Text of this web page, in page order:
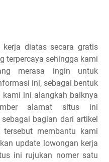
diatas secara gratis
terpercaya sehingga kami
merasa ingin untuk
ini, sebagai bentuk
ini alangkah baiknya
alamat situs ini
bagian dari artikel
membantu kami
update lowongan kerja
ini rujukan nomer satu